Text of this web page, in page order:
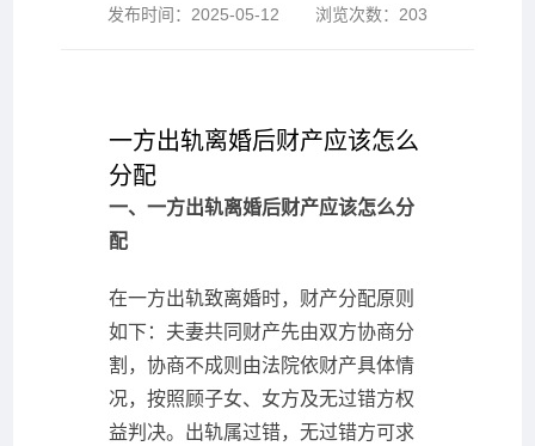
发布时间： 2025-05-12 浏览次数： 203
一方出轨离婚后财产应该怎么
分配
一、一方出轨离婚后财产应该怎么分
配
在一方出轨致离婚时，财产分配原则
如下：夫妻共同财产先由双方协商分
割，协商不成则由法院依财产具体情
况，按照顾子女、女方及无过错方权
益判决。出轨属过错，无过错方可求